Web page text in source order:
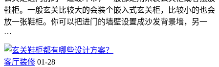
鞋柜。一般玄关比较大的会装个嵌入式玄关柜，比较小的也会
放一张鞋柜。你可以把进门的墙壁设置成沙发背景墙，另一
…
客厅装修 01-28